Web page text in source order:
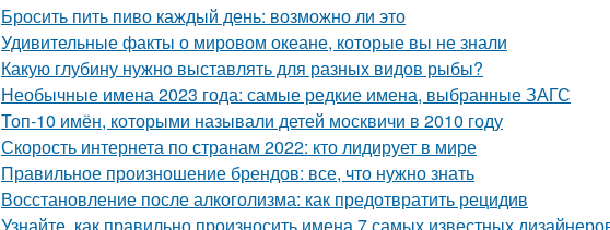
Бросить пить пиво каждый день: возможно ли это
Удивительные факты о мировом океане, которые вы не знали
Какую глубину нужно выставлять для разных видов рыбы?
Необычные имена 2023 года: самые редкие имена, выбранные ЗАГС
Топ-10 имён, которыми называли детей москвичи в 2010 году
Скорость интернета по странам 2022: кто лидирует в мире
Правильное произношение брендов: все, что нужно знать
Восстановление после алкоголизма: как предотвратить рецидив